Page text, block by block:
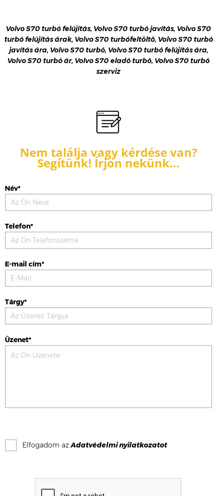
Volvo S70 turbó felújítás, Volvo S70 turbó javítás, Volvo S70
turbó felújítás árak, Volvo S70 turbófeltöltő, Volvo S70 turbó
javítás ára, Volvo S70 turbó, Volvo S70 turbó felújítás ára,
Volvo S70 turbó ár, Volvo S70 eladó turbó, Volvo S70 turbó
szerviz
Nem találja vagy kérdése van?
Segítünk! Írjon nekünk…
Név*
Telefon*
E-mail cím*
Tárgy*
Üzenet*
Elfogadom azAdatvédelmi nyilatkozatot